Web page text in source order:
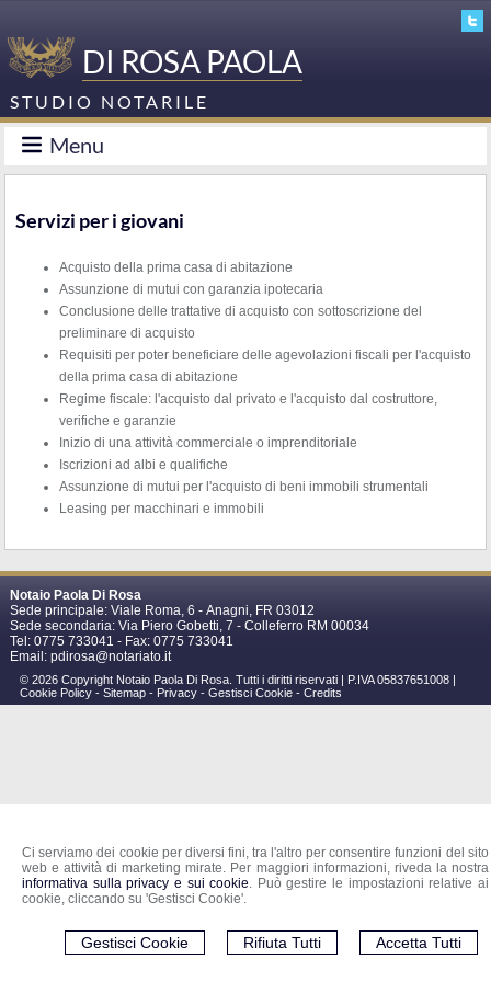
Ci serviamo dei cookie per diversi fini, tra l'altro per consentire funzioni del sito
web e attività di marketing mirate. Per maggiori informazioni, riveda la nostra
informativa sulla privacy e sui cookie. Può gestire le impostazioni relative ai
cookie, cliccando su 'Gestisci Cookie'.
Accetta Tutti
Rifiuta Tutti
Gestisci Cookie
DI ROSA PAOLA
STUDIO NOTARILE
Menu
Servizi per i giovani
Acquisto della prima casa di abitazione
Assunzione di mutui con garanzia ipotecaria
Conclusione delle trattative di acquisto con sottoscrizione del
preliminare di acquisto
Requisiti per poter beneficiare delle agevolazioni fiscali per l'acquisto
della prima casa di abitazione
Regime fiscale: l'acquisto dal privato e l'acquisto dal costruttore,
verifiche e garanzie
Inizio di una attività commerciale o imprenditoriale
Iscrizioni ad albi e qualifiche
Assunzione di mutui per l'acquisto di beni immobili strumentali
Leasing per macchinari e immobili
Notaio Paola Di Rosa
Sede principale: Viale Roma, 6 - Anagni, FR 03012
Sede secondaria: Via Piero Gobetti, 7 - Colleferro RM 00034
Tel: 0775 733041 - Fax: 0775 733041
Email: pdirosa@notariato.it
© 2026 Copyright Notaio Paola Di Rosa. Tutti i diritti riservati | P.IVA 05837651008 |
Cookie Policy- Sitemap- Privacy- Gestisci Cookie- Credits